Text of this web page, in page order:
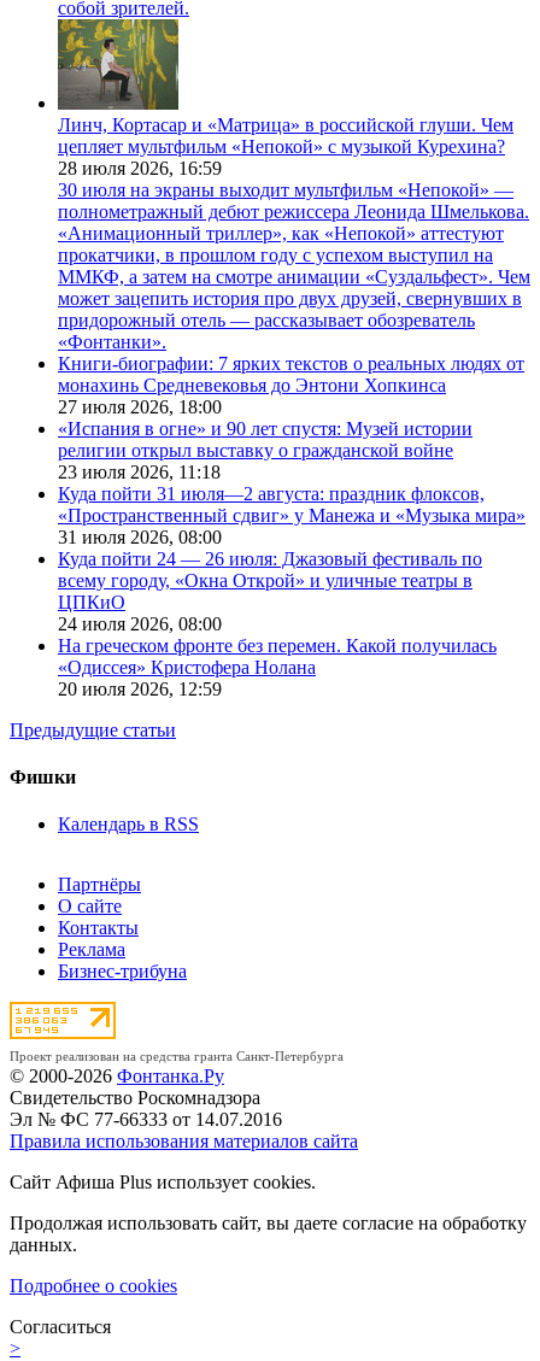
собой зрителей.
Линч, Кортасар и «Матрица» в российской глуши. Чем
цепляет мультфильм «Непокой» с музыкой Курехина?
28 июля 2026, 16:59
30 июля на экраны выходит мультфильм «Непокой» —
полнометражный дебют режиссера Леонида Шмелькова.
«Анимационный триллер», как «Непокой» аттестуют
прокатчики, в прошлом году с успехом выступил на
ММКФ, а затем на смотре анимации «Суздальфест». Чем
может зацепить история про двух друзей, свернувших в
придорожный отель — рассказывает обозреватель
«Фонтанки».
Книги-биографии: 7 ярких текстов о реальных людях от
монахинь Средневековья до Энтони Хопкинса
27 июля 2026, 18:00
«Испания в огне» и 90 лет спустя: Музей истории
религии открыл выставку о гражданской войне
23 июля 2026, 11:18
Куда пойти 31 июля—2 августа: праздник флоксов,
«Пространственный сдвиг» у Манежа и «Музыка мира»
31 июля 2026, 08:00
Куда пойти 24 — 26 июля: Джазовый фестиваль по
всему городу, «Окна Открой» и уличные театры в
ЦПКиО
24 июля 2026, 08:00
На греческом фронте без перемен. Какой получилась
«Одиссея» Кристофера Нолана
20 июля 2026, 12:59
Предыдущие статьи
Фишки
Календарь в RSS
Партнёры
О сайте
Контакты
Реклама
Бизнес-трибуна
Проект реализован на средства гранта Санкт-Петербурга
© 2000-2026 Фонтанка.Ру
Свидетельство Роскомнадзора
Эл № ФС 77-66333 от 14.07.2016
Правила использования материалов сайта
Сайт Афиша Plus использует cookies.
Продолжая использовать сайт, вы даете согласие на обработку
данных.
Подробнее о cookies
Согласиться
>